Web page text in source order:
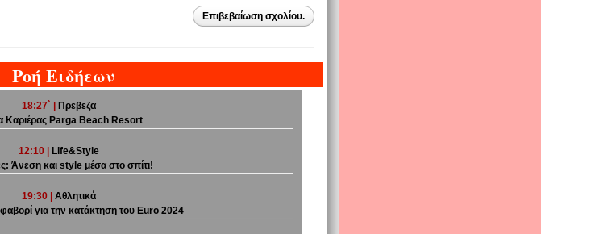
Επιβεβαίωση σχολίου.
Ροή Ειδήεων
18:27` | Πρεβεζα
Καριέρας Parga Beach Resort
12:10 | Life&Style
Άνεση και style μέσα στο σπίτι!
19:30 | Αθλητικά
για την κατάκτηση του Euro 2024